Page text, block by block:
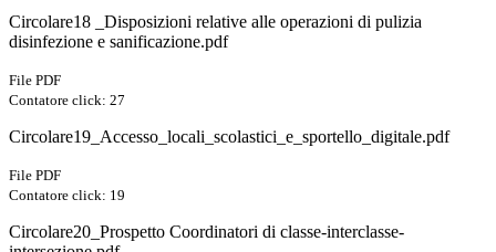
Circolare18 _Disposizioni relative alle operazioni di pulizia
disinfezione e sanificazione.pdf
File PDF
Contatore click: 27
Circolare19_Accesso_locali_scolastici_e_sportello_digitale.pdf
File PDF
Contatore click: 19
Circolare20_Prospetto Coordinatori di classe-interclasse-